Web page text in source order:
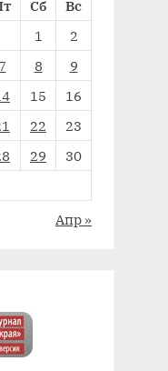
Сб
Вс
1
2
7 8
9
15
16
22
23
29
30
Апр »